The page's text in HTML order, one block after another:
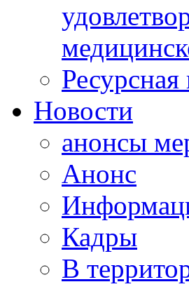
Ресурсная
Новости
анонсы
Анонс
Кадры
В